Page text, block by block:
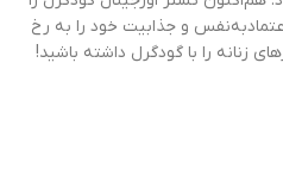
و جذابیت خود را به رخ
زنانه را با گودگرل داشته باشید!